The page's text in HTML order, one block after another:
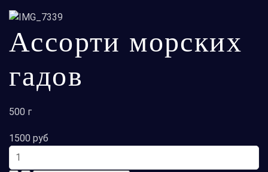
Ассорти морских
гадов
500 г
1500 руб